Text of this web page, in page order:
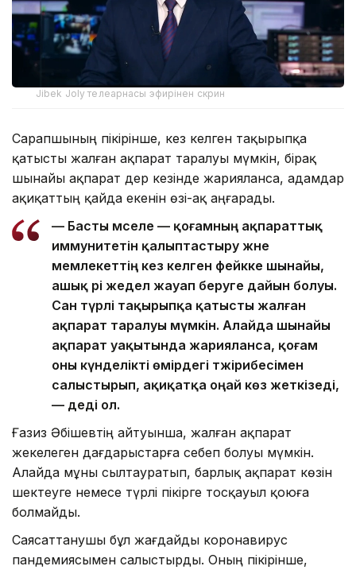
Jibek Joly телеарнасы эфирінен скрин
Сарапшының пікірінше, кез келген тақырыпқа
қатысты жалған ақпарат таралуы мүмкін, бірақ
шынайы ақпарат дер кезінде жарияланса, адамдар
ақиқаттың қайда екенін өзі-ақ аңғарады.
— Басты мәселе — қоғамның ақпараттық
иммунитетін қалыптастыру және
мемлекеттің кез келген фейкке шынайы,
ашық әрі жедел жауап беруге дайын болуы.
Сан түрлі тақырыпқа қатысты жалған
ақпарат таралуы мүмкін. Алайда шынайы
ақпарат уақытында жарияланса, қоғам
оны күнделікті өмірдегі тәжірибесімен
салыстырып, ақиқатқа оңай көз жеткізеді,
— деді ол.
Ғазиз Әбішевтің айтуынша, жалған ақпарат
жекелеген дағдарыстарға себеп болуы мүмкін.
Алайда мұны сылтауратып, барлық ақпарат көзін
шектеуге немесе түрлі пікірге тосқауыл қоюға
болмайды.
Саясаттанушы бұл жағдайды коронавирус
пандемиясымен салыстырды. Оның пікірінше,